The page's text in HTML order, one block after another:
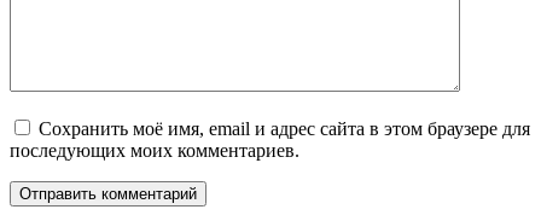
Сохранить моё имя, email и адрес сайта в этом браузере для
последующих моих комментариев.